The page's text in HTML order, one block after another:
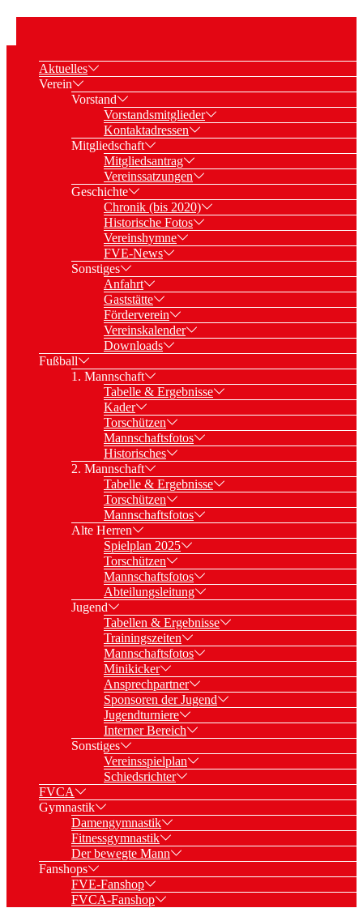
Aktuelles
Verein
Vorstand
Vorstandsmitglieder
Kontaktadressen
Mitgliedschaft
Mitgliedsantrag
Vereinssatzungen
Geschichte
Chronik (bis 2020)
Historische Fotos
Vereinshymne
FVE-News
Sonstiges
Anfahrt
Gaststätte
Förderverein
Vereinskalender
Downloads
Fußball
1. Mannschaft
Tabelle & Ergebnisse
Kader
Torschützen
Mannschaftsfotos
Historisches
2. Mannschaft
Tabelle & Ergebnisse
Torschützen
Mannschaftsfotos
Alte Herren
Spielplan 2025
Torschützen
Mannschaftsfotos
Abteilungsleitung
Jugend
Tabellen & Ergebnisse
Trainingszeiten
Mannschaftsfotos
Minikicker
Ansprechpartner
Sponsoren der Jugend
Jugendturniere
Interner Bereich
Sonstiges
Vereinsspielplan
Schiedsrichter
FVCA
Gymnastik
Damengymnastik
Fitnessgymnastik
Der bewegte Mann
Fanshops
FVE-Fanshop
FVCA-Fanshop